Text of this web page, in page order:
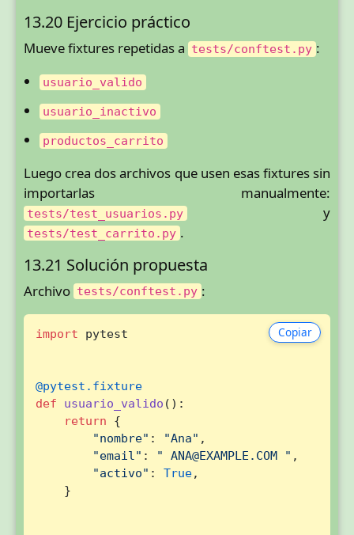
13.20 Ejercicio práctico
Mueve fixtures repetidas a tests/conftest.py :
usuario_valido
usuario_inactivo
productos_carrito
Luego crea dos archivos que usen esas fixtures sin
importarlas manualmente:
tests/test_usuarios.py y
tests/test_carrito.py .
13.21 Solución propuesta
Archivo tests/conftest.py :
Copiar
import pytest
@pytest.fixture
def
usuario_valido ():
return {
"nombre" : "Ana" ,
"email" : " ANA@EXAMPLE.COM " ,
"activo" : True,
    }